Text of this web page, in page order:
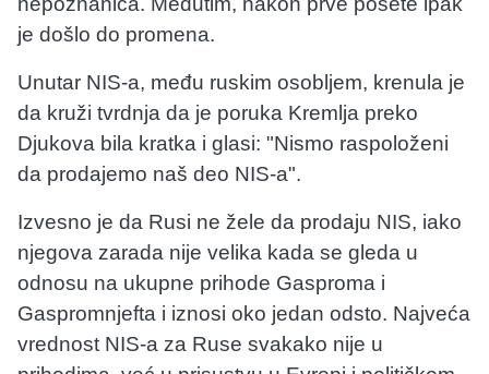
je došlo do promena.
Unutar NIS-a, među ruskim osobljem, krenula je
da kruži tvrdnja da je poruka Kremlja preko
Djukova bila kratka i glasi: "Nismo raspoloženi
da prodajemo naš deo NIS-a".
Izvesno je da Rusi ne žele da prodaju NIS, iako
njegova zarada nije velika kada se gleda u
odnosu na ukupne prihode Gasproma i
Gaspromnjefta i iznosi oko jedan odsto. Najveća
vrednost NIS-a za Ruse svakako nije u